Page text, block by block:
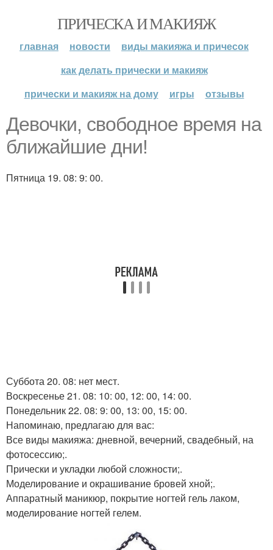
ПРИЧЕСКА И МАКИЯЖ
главная новости
виды макияжа и причесок
как делать прически и макияж
прически и макияж на дому
игры отзывы
Девочки, свободное время на
ближайшие дни!
Пятница 19. 08: 9: 00.
Суббота 20. 08: нет мест.
Воскресенье 21. 08: 10: 00, 12: 00, 14: 00.
Понедельник 22. 08: 9: 00, 13: 00, 15: 00.
Напоминаю, предлагаю для вас:
Все виды макияжа: дневной, вечерний, свадебный, на
фотосессию;.
Прически и укладки любой сложности;.
Моделирование и окрашивание бровей хной;.
Аппаратный маникюр, покрытие ногтей гель лаком,
моделирование ногтей гелем.